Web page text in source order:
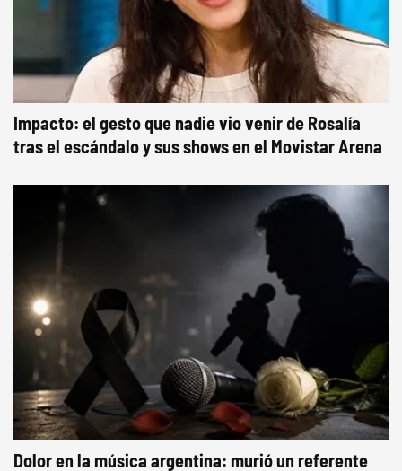
Impacto: el gesto que nadie vio venir de Rosalía
tras el escándalo y sus shows en el Movistar Arena
Dolor en la música argentina: murió un referente